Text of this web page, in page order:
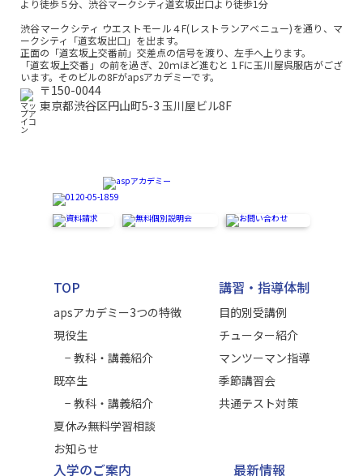
より徒歩５分、渋谷マークシティ道玄坂出口より徒歩1分
渋谷マークシティ ウエストモール４F(レストランアベニュー)を通り、マ
ークシティ「道玄坂出口」を出ます。
正面の「道玄坂上交番前」交差点の信号を渡り、左手へ上ります。
「道玄坂上交番」の前を過ぎ、20ｍほど進むと１Fに玉川屋呉服店がござ
います。そのビルの8Fがapsアカデミーです。
〒150-0044
東京都渋谷区円山町5-3 玉川屋ビル8F
TOP
apsアカデミー3つの特徴
現役生
− 教科・講義紹介
既卒生
− 教科・講義紹介
夏休み無料学習相談
お知らせ
講習・指導体制
目的別受講例
チューター紹介
マンツーマン指導
季節講習会
共通テスト対策
入学のご案内 最新情報